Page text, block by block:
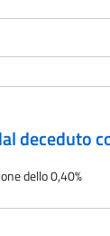
deceduto
dello 0,40%